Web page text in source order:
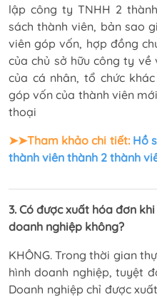
lập công ty TNHH 2
sách thành viên, bản sao
viên góp vốn, hợp đồng
của chủ sở hữu công ty
của cá nhân, tổ chức
góp vốn của thành viên
thoại
➤➤Tham khảo chi tiết: Hồ
thành viên thành 2 thành
3. Có được xuất hóa đơn
doanh nghiệp không?
KHÔNG. Trong thời gian
hình doanh nghiệp, tuyệt
Doanh nghiệp chỉ được